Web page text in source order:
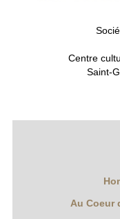
Centre
Saint-
Au Coeur